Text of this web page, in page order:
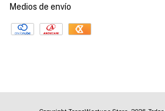
Medios de envío